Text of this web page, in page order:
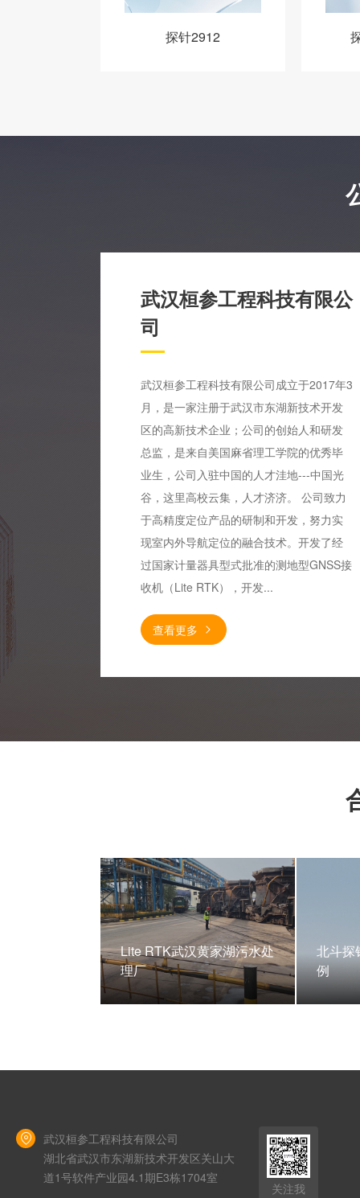
探针2912
武汉桓参工程科技有限公
司
武汉桓参工程科技有限公司成立于2017年3
月，是一家注册于武汉市东湖新技术开发
区的高新技术企业；公司的创始人和研发
总监，是来自美国麻省理工学院的优秀毕
业生，公司入驻中国的人才洼地---中国光
谷，这里高校云集，人才济济。 公司致力
于高精度定位产品的研制和开发，努力实
现室内外导航定位的融合技术。开发了经
过国家计量器具型式批准的测地型GNSS接
收机（Lite RTK），开发...
查看更多
Lite RTK武汉黄家湖污水处
理厂
北斗探
例
武汉桓参工程科技有限公司
湖北省武汉市东湖新技术开发区关山大
道1号软件产业园4.1期E3栋1704室
关注我